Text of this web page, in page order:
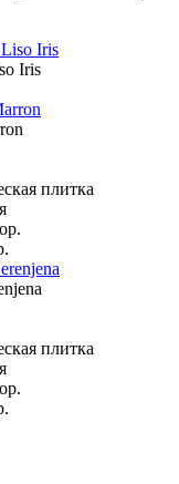
Iris
плитка
плитка